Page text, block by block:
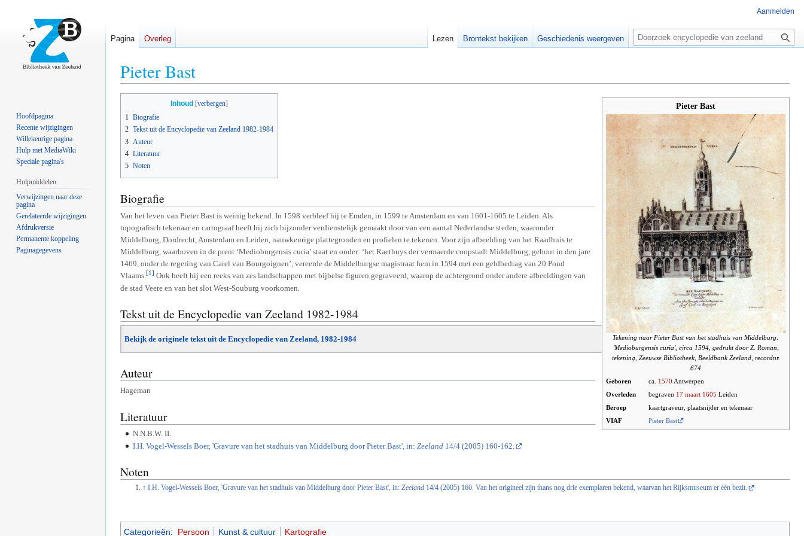
Pieter Bast
navigatie
springen
zoeken
springen
Pieter Bast
Tekening naar Pieter Bast van het stadhuis van Middelburg:
'Medioburgensis curia', circa 1594, gedrukt door Z. Roman,
tekening, Zeeuwse Bibliotheek, Beeldbank Zeeland, recordnr.
674
Geboren
ca. 1570 Antwerpen
Overleden
begraven 17 maart 1605 Leiden
Beroep
kaartgraveur, plaatsnijder en tekenaar
VIAF
Pieter Bast
Inhoud
1 Biografie
2 Tekst uit de Encyclopedie van Zeeland 1982-1984
3 Auteur
4 Literatuur
5 Noten
Biografie
Van het leven van Pieter Bast is weinig bekend. In 1598 verbleef hij te Emden, in 1599 te Amsterdam en van 1601-1605 te Leiden. Als
topografisch tekenaar en cartograaf heeft hij zich bijzonder verdienstelijk gemaakt door van een aantal Nederlandse steden, waaronder
Middelburg, Dordrecht, Amsterdam en Leiden, nauwkeurige plattegronden en profielen te tekenen. Voor zijn afbeelding van het Raadhuis te
Middelburg, waarboven in de prent ‘Medioburgensis curia’ staat en onder: ‘het Raethuys der vermaerde coopstadt Middelburg, gebout in den jare
1469, onder de regering van Carel van Bourgoignen’, vereerde de Middelburgse magistraat hem in 1594 met een geldbedrag van 20 Pond
Vlaams.[1] Ook heeft hij een reeks van zes landschappen met bijbelse figuren gegraveerd, waarop de achtergrond onder andere afbeeldingen van
de stad Veere en van het slot West-Souburg voorkomen.
Tekst uit de Encyclopedie van Zeeland 1982-1984
Bekijk de originele tekst uit de Encyclopedie van Zeeland, 1982-1984
Auteur
Hageman
Literatuur
N.N.B.W. II.
I.H. Vogel-Wessels Boer, 'Gravure van het stadhuis van Middelburg door Pieter Bast', in: Zeeland14/4 (2005) 160-162.
Noten
↑ I.H. Vogel-Wessels Boer, 'Gravure van het stadhuis van Middelburg door Pieter Bast', in:Zeeland 14/4 (2005) 160. Van het origineel zijn thans nog drie exemplaren bekend, waarvan het Rijksmuseum er één bezit.
Categorieën: Persoon Kunst & cultuur Kartografie
Aanmelden
Pagina Overleg Lezen Brontekst bekijken Geschiedenis weergeven
Z
e
Hoofdpagina
Recente wijzigingen
Willekeurige pagina
Hulp met MediaWiki
Speciale pagina's
Hulpmiddelen
Verwijzingen naar deze
pagina
Gerelateerde wijzigingen
Afdrukversie
Permanente koppeling
Paginagegevens